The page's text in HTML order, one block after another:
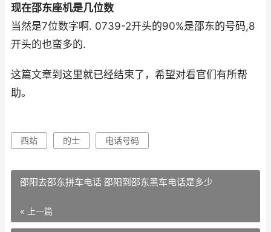
现在邵东座机是几位数
当然是7位数字啊. 0739-2开头的90%是邵东的号码,8
开头的也蛮多的.
这篇文章到这里就已经结束了，希望对看官们有所帮
助。
西站 的士 电话号码
邵阳去邵东拼车电话 邵阳到邵东黑车电话是多少
« 上一篇